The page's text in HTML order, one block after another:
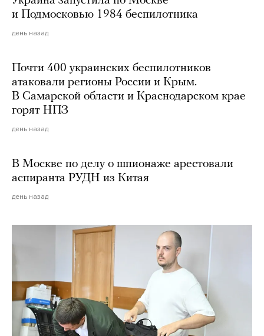
и Подмосковью 1984 беспилотника
день назад
Почти 400 украинских беспилотников
атаковали регионы России и Крым.
В Самарской области и Краснодарском крае
горят НПЗ
день назад
В Москве по делу о шпионаже арестовали
аспиранта РУДН из Китая
день назад